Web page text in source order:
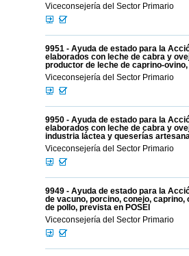
Viceconsejería del Sector Primario
9951 - Ayuda de estado para la
elaborados con leche de cabra y
productor de leche de caprino-
Viceconsejería del Sector Primario
9950 - Ayuda de estado para la
elaborados con leche de cabra y
industria láctea y queserías
Viceconsejería del Sector Primario
9949 - Ayuda de estado para la
de vacuno, porcino, conejo, caprino,
de pollo, prevista en POSEI
Viceconsejería del Sector Primario